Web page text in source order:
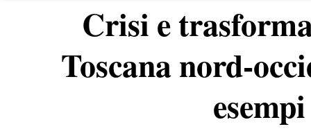
Crisi e
Toscana nord-